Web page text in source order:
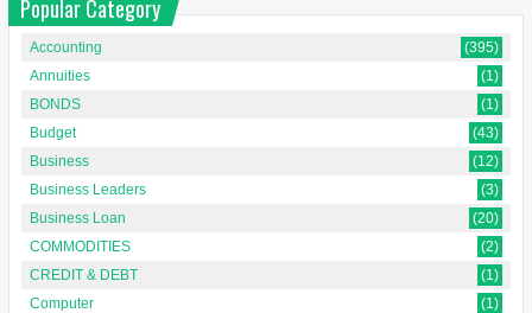
Popular Category
Accounting
(395)
Annuities
(1)
BONDS
(1)
Budget
(43)
Business
(12)
Business Leaders
(3)
Business Loan
(20)
COMMODITIES
(2)
CREDIT & DEBT
(1)
Computer
(1)